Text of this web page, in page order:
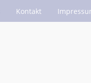
Kontakt